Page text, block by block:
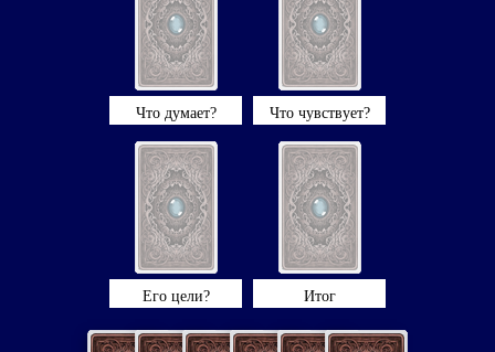
Что думает? Что чувствует?
Его цели? Итог